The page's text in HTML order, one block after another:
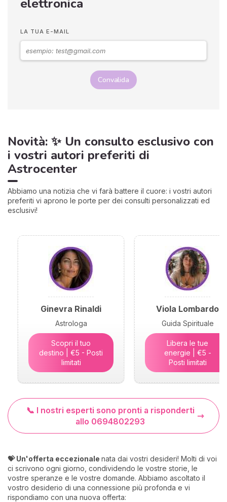
elettronica
LA TUA E-MAIL
Convalida
Novità: ✨ Un consulto esclusivo con
i vostri autori preferiti di
Astrocenter
Abbiamo una notizia che vi farà battere il cuore: i vostri autori
preferiti vi aprono le porte per dei consulti personalizzati ed
esclusivi!
Ginevra Rinaldi
Astrologa
Scopri il tuo
destino | €5 - Posti
limitati
Viola Lombardo
Guida Spirituale
Libera le tue
energie | €5 -
Posti limitati
📞 I nostri esperti sono pronti a risponderti
allo 0694802293
💝 Un'offerta eccezionale nata dai vostri desideri! Molti di voi
ci scrivono ogni giorno, condividendo le vostre storie, le
vostre speranze e le vostre domande. Abbiamo ascoltato il
vostro desiderio di una connessione più profonda e vi
rispondiamo con una nuova offerta: